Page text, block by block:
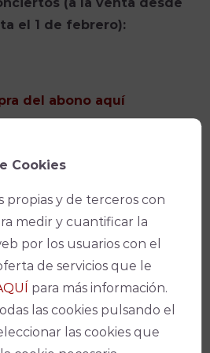
el 1 de febrero):
del abono aquí
y Acceso
Cookies
propias y de terceros con
medir y cuantificar la
por los usuarios con el
de servicios que le
para más información.
las cookies pulsando el
las cookies que